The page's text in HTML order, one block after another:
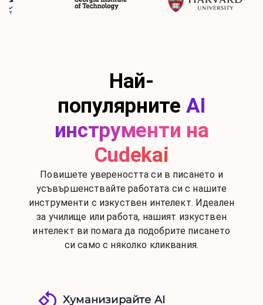
Най-
популярните AI
инструменти на
Cudekai
Повишете увереността си в писането и
усъвършенствайте работата си с нашите
инструменти с изкуствен интелект. Идеален
за училище или работа, нашият изкуствен
интелект ви помага да подобрите писането
си само с няколко кликвания.
Хуманизирайте AI